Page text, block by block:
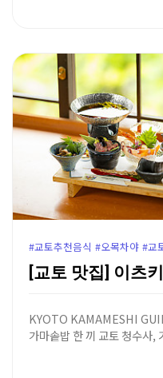
KYOTO KAMAMESHI
가마솥밥 한 끼 교토 청수사